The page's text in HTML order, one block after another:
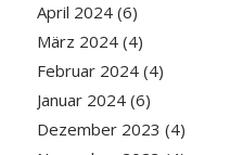
April 2024(6)
März 2024(4)
Februar 2024(4)
Januar 2024(6)
Dezember 2023 (4)